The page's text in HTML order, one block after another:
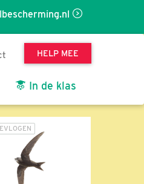
HELP MEE
In de klas